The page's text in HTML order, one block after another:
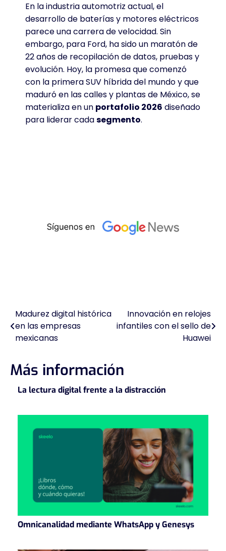
En la industria automotriz actual, el
desarrollo de baterías y motores eléctricos
parece una carrera de velocidad. Sin
embargo, para Ford, ha sido un maratón de
22 años de recopilación de datos, pruebas y
evolución. Hoy, la promesa que comenzó
con la primera SUV híbrida del mundo y que
maduró en las calles y plantas de México, se
materializa en un portafolio 2026 diseñado
para liderar cadasegmento.
Navegación
de
Madurez digital histórica
en las empresas
mexicanas
Innovación en relojes
infantiles con el sello de
Huawei
Más información
La lectura digital frente a la distracción
Omnicanalidad mediante WhatsApp y Genesys